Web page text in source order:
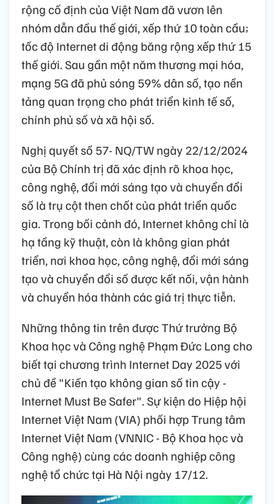
rộng cố định của Việt Nam đã vươn lên
nhóm dẫn đầu thế giới, xếp thứ 10 toàn cầu;
tốc độ Internet di động băng rộng xếp thứ 15
thế giới. Sau gần một năm thương mại hóa,
mạng 5G đã phủ sóng 59% dân số, tạo nền
tảng quan trọng cho phát triển kinh tế số,
chính phủ số và xã hội số.
Nghị quyết số 57- NQ/TW ngày 22/12/2024
của Bộ Chính trị đã xác định rõ khoa học,
công nghệ, đổi mới sáng tạo và chuyển đổi
số là trụ cột then chốt của phát triển quốc
gia. Trong bối cảnh đó, Internet không chỉ là
hạ tầng kỹ thuật, còn là không gian phát
triển, nơi khoa học, công nghệ, đổi mới sáng
tạo và chuyển đổi số được kết nối, vận hành
và chuyển hóa thành các giá trị thực tiễn.
Những thông tin trên được Thứ trưởng Bộ
Khoa học và Công nghệ Phạm Đức Long cho
biết tại chương trình Internet Day 2025 với
chủ đề "Kiến tạo không gian số tin cậy -
Internet Must Be Safer". Sự kiện do Hiệp hội
Internet Việt Nam (VIA) phối hợp Trung tâm
Internet Việt Nam (VNNIC - Bộ Khoa học và
Công nghệ) cùng các doanh nghiệp công
nghệ tổ chức tại Hà Nội ngày 17/12.